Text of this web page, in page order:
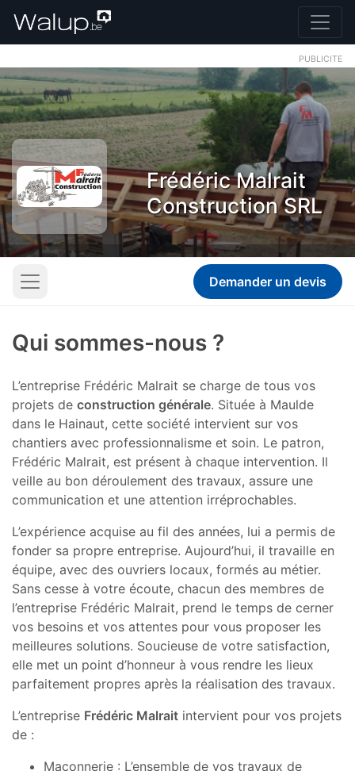
PUBLICITE
Frédéric Malrait
Construction SRL
Demander un devis
Qui sommes-nous ?
L’entreprise Frédéric Malrait se charge de tous vos
projets de construction générale. Située à Maulde
dans le Hainaut, cette société intervient sur vos
chantiers avec professionnalisme et soin. Le patron,
Frédéric Malrait, est présent à chaque intervention. Il
veille au bon déroulement des travaux, assure une
communication et une attention irréprochables.
L’expérience acquise au fil des années, lui a permis de
fonder sa propre entreprise. Aujourd’hui, il travaille en
équipe, avec des ouvriers locaux, formés au métier.
Sans cesse à votre écoute, chacun des membres de
l’entreprise Frédéric Malrait, prend le temps de cerner
vos besoins et vos attentes pour vous proposer les
meilleures solutions. Soucieuse de votre satisfaction,
elle met un point d’honneur à vous rendre les lieux
parfaitement propres après la réalisation des travaux.
L’entreprise Frédéric Malrait intervient pour vos projets
de :
Maçonnerie : L’ensemble de vos travaux de